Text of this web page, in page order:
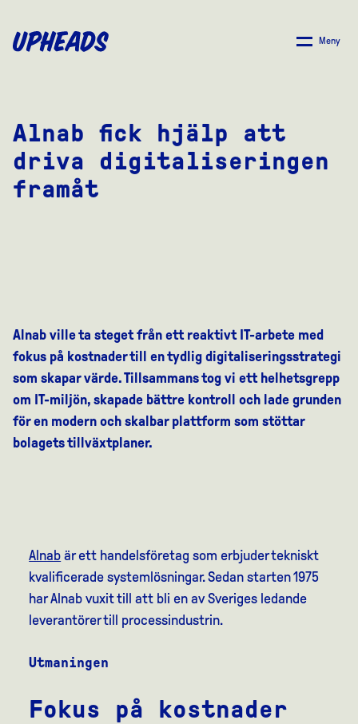
MAIN
Meny
Alnab fick hjälp att
driva digitaliseringen
framåt
Alnab ville ta steget från ett reaktivt IT-arbete med
fokus på kostnader till en tydlig digitaliseringsstrategi
som skapar värde. Tillsammans tog vi ett helhetsgrepp
om IT-miljön, skapade bättre kontroll och lade grunden
för en modern och skalbar plattform som stöttar
bolagets tillväxtplaner.
Alnab är ett handelsföretag som erbjuder tekniskt
kvalificerade systemlösningar. Sedan starten 1975
har Alnab vuxit till att bli en av Sveriges ledande
leverantörer till processindustrin.
Utmaningen
Fokus på kostnader